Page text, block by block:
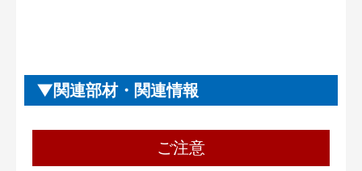
関連部材・関連情報
ご注意